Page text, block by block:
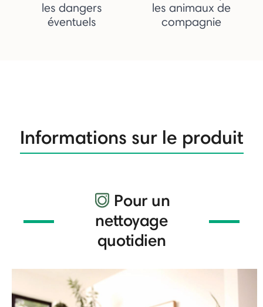
les dangers
éventuels
les animaux de
compagnie
Informations sur le produit
Pour un
nettoyage
quotidien